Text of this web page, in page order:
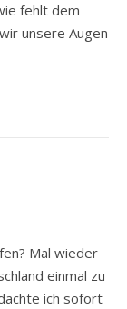
fehlt dem
unsere Augen
Mal wieder
einmal zu
ich sofort